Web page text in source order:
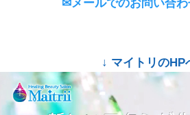
✉メールでのお問い合わ
↓ マイトリのHP